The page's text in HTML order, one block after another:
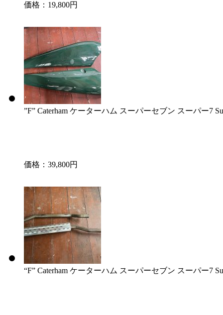
価格：19,800円
”F” Caterham ケーターハム スーパーセブン スーパー7
価格：39,800円
“F” Caterham ケーターハム スーパーセブン スーパー7